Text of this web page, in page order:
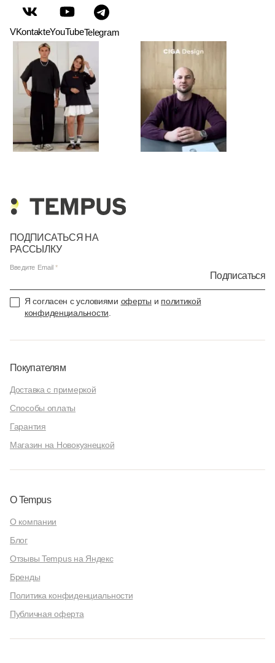
VKontakteYouTubeTelegram
ПОДПИСАТЬСЯ НА
РАССЫЛКУ
Введите Email
Подписаться
Я согласен с условиями оферты и политикой
конфиденциальности
Покупателям
Доставка с примеркой
Способы оплаты
Гарантия
Магазин на Новокузнецкой
О Tempus
О компании
Блог
Отзывы Tempus на Яндекс
Бренды
Политика конфиденциальности
Публичная оферта